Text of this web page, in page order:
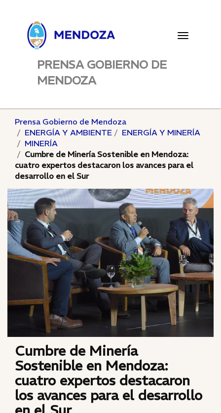
Toggle
PRENSA GOBIERNO DE
MENDOZA
Prensa Gobierno de Mendoza
ENERGÍA Y AMBIENTE
ENERGÍA Y MINERÍA
MINERÍA
Cumbre de Minería Sostenible en Mendoza:
cuatro expertos destacaron los avances para el
desarrollo en el Sur
Cumbre de Minería
Sostenible en Mendoza:
cuatro expertos destacaron
los avances para el desarrollo